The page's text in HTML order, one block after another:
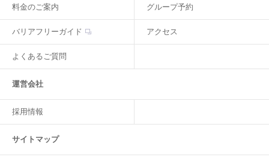
料金のご案内 グループ予約
バリアフリーガイド アクセス
よくあるご質問
運営会社
採用情報
サイトマップ